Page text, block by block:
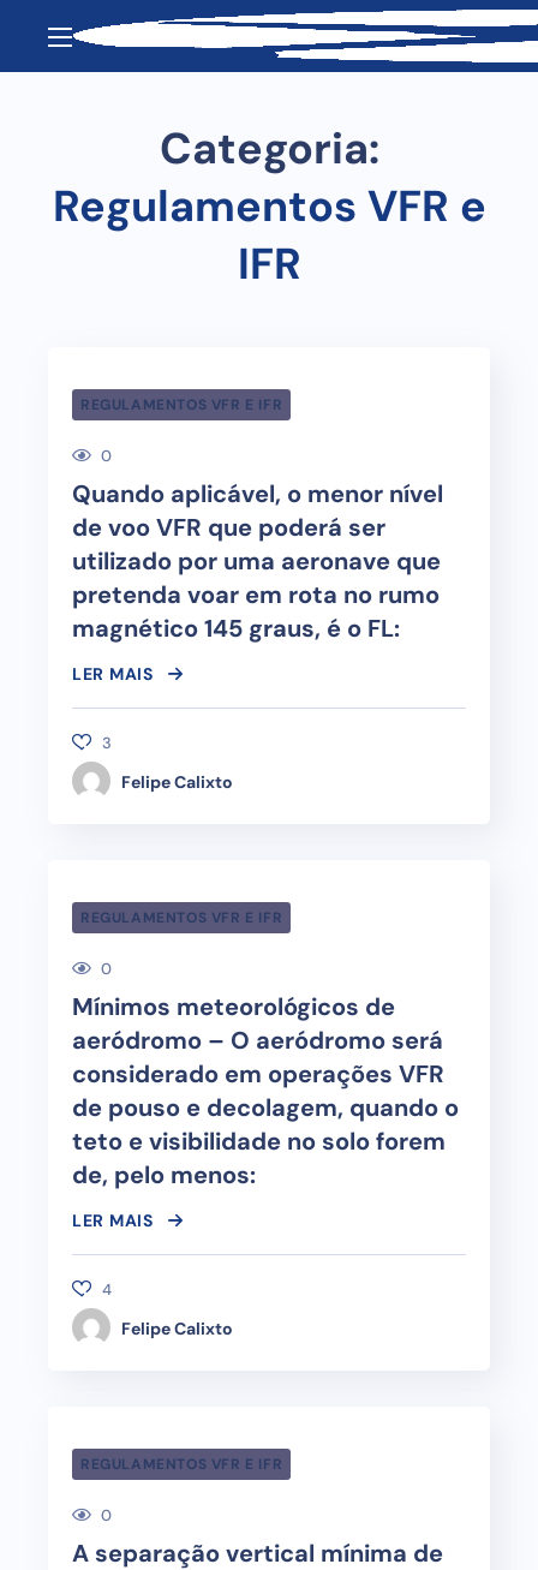
Categoria:
Regulamentos VFR e
IFR
REGULAMENTOS VFR E IFR
0
Quando aplicável, o menor nível
de voo VFR que poderá ser
utilizado por uma aeronave que
pretenda voar em rota no rumo
magnético 145 graus, é o FL:
LER MAIS
Felipe Calixto
3
REGULAMENTOS VFR E IFR
0
Mínimos meteorológicos de
aeródromo – O aeródromo será
considerado em operações VFR
de pouso e decolagem, quando o
teto e visibilidade no solo forem
de, pelo menos:
LER MAIS
Felipe Calixto
4
REGULAMENTOS VFR E IFR
0
A separação vertical mínima de